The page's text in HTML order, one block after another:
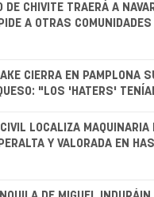
DE CHIVITE TRAERÁ A
A OTRAS
CIERRA EN PAMPLONA
"LOS 'HATERS'
LOCALIZA
Y VALORADA EN